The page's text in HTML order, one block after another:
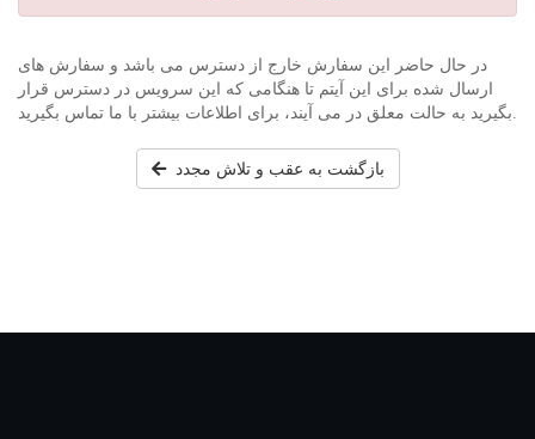
در حال حاضر این سفارش خارج از دسترس می باشد و سفارش های
ارسال شده برای این آیتم تا هنگامی که این سرویس در دسترس قرار
بگیرید به حالت معلق در می آیند، برای اطلاعات بیشتر با ما تماس بگیرید.
بازگشت به عقب و تلاش مجدد